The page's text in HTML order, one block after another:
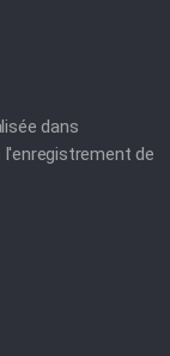
dans
de